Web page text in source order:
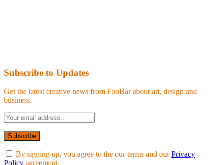
Subscribe to Updates
Get the latest creative news from FooBar about art, design and
business.
By signing up, you agree to the our terms and ourPrivacy
Policy agreement.